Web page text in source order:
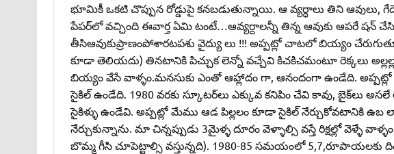
భూమికీ ఒకటి చొప్పున రోడ్డుపై కనబడుతున్నాయి. ఆ వ్యర్ధాలు తిని
పేపర్‌లో వచ్చింది ఈవార్త ఏమి టంటే…ఆవ్యర్దాలన్నీ తిన్న ఆవుకు ఆపరే షన్‌ చేసి
తీసిఆవుకుప్రాణంపోశారటపశు వైద్యు లు !!! అప్పట్లో చాటలో బియ్యం
కూడా తెలియదు) తినటానికి పిచ్చుక లెన్నో వచ్చేవి కిచకిచమంటూ రెక్కలు
బియ్యం వేసే వాళ్ళం.మనసుకు ఎంతో ఆహ్లాదం గా, ఆనందంగా ఉండేది. అప్పట్లో
సైకిల్‌ ఉండేది. 1980 వరకు స్కూటర్‌లు ఎక్కువ కనిపిం చేవి కావు, బైక్‌లు
సైకిళ్ళు ఉండేవి. అప్పట్లో మేము ఆడ పిల్లలం కూడా సైకిల్‌ నేర్చుకోవటానికి
నేర్చుకున్నాను. మా చిన్నప్పుడు 3మైళ్ళ దూరం వెళ్ళాల్సి వస్తే రిక్షల్లో వెళ్ళే
బొమ్మ గీసి చూపెట్టాల్సి వస్తున్నది). 1980-85 సమయంలో 5,7,రూపాయలకు